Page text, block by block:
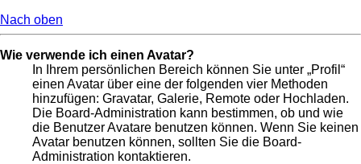
Nach oben
Wie verwende ich einen Avatar?
In Ihrem persönlichen Bereich können Sie unter „Profil“
einen Avatar über eine der folgenden vier Methoden
hinzufügen: Gravatar, Galerie, Remote oder Hochladen.
Die Board-Administration kann bestimmen, ob und wie
die Benutzer Avatare benutzen können. Wenn Sie keinen
Avatar benutzen können, sollten Sie die Board-
Administration kontaktieren.